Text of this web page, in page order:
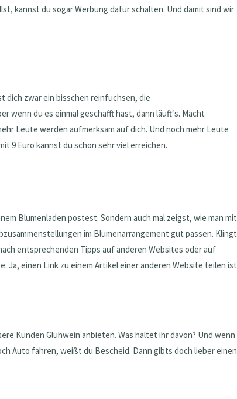
kannst du sogar Werbung dafür schalten. Und damit sind wir
dich zwar ein bisschen reinfuchsen, die
wenn du es einmal geschafft hast, dann läuft‘s. Macht
Leute werden aufmerksam auf dich. Und noch mehr Leute
9 Euro kannst du schon sehr viel erreichen.
Blumenladen postest. Sondern auch mal zeigst, wie man mit
im Blumenarrangement gut passen. Klingt
entsprechenden Tipps auf anderen Websites oder auf
Ja, einen Link zu einem Artikel einer anderen Website teilen ist
Kunden Glühwein anbieten. Was haltet ihr davon? Und wenn
Auto fahren, weißt du Bescheid. Dann gibts doch lieber einen